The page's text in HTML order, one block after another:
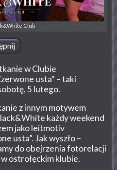
Club
w Clubie
usta” – taki
5 lutego.
z innym motywem
każdy weekend
jako leitmotiv
usta”. Jak wyszło –
do obejrzenia fotorelacji
ostrołęckim klubie.